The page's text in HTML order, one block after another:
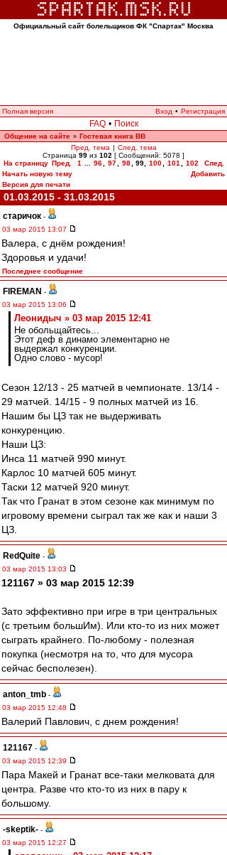
Официальный сайт болельщиков ФК "Спартак" Москва
Полная версия Вход • Регистрация
FAQ • Поиск
Общение на сайте » Гостевая книга ВВ
Пред. тема | След. тема
Страница 99 из 102 [ Сообщений: 5078 ]
На страницу Пред. 1 96 97 98 99, 100 101 102
След.
Начать новую тему
Добавить
Версия для печати
01.03.2015 - 31.03.2015
старичок -
03 мар 2015 13:07
Валера, с днём рождения!
Здоровья и удачи!
Последнее сообщение
FIREMAN -
03 мар 2015 13:06
Леонидыч » 03 мар 2015 12:41
Не обольщайтесь...
Этот деф в динамо элементарно не
выдержал конкуренции.
Одно слово - мусор!
Сезон 12/13 - 25 матчей в чемпионате. 13/14 -
29 матчей. 14/15 - 9 полных матчей из 16.
Нашим бы ЦЗ так не выдерживать
конкуренцию.
Наши ЦЗ:
Инса 11 матчей 990 минут.
Карлос 10 матчей 605 минут.
Таски 12 матчей 920 минут.
Так что Гранат в этом сезоне как минимум по
игровому времени сыграл так же как и наши 3
ЦЗ.
RedQuite -
03 мар 2015 13:03
121167 » 03 мар 2015 12:39
Зато эффективно при игре в три центральных
(с третьим большИм). Или кто-то из них может
сыграть крайнего. По-любому - полезная
покупка (несмотря на то, что для мусора
сейчас бесполезен).
anton_tmb -
03 мар 2015 12:48
Валерий Павлович, с днем рождения!
121167 -
03 мар 2015 12:39
Пара Макей и Гранат все-таки мелковата для
центра. Разве что кто-то из них в пару к
большому.
-skeptik- -
03 мар 2015 12:27